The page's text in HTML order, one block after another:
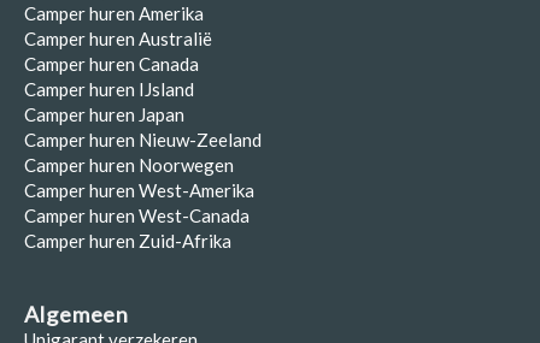
Camper huren Amerika
Camper huren Australië
Camper huren Canada
Camper huren IJsland
Camper huren Japan
Camper huren Nieuw-Zeeland
Camper huren Noorwegen
Camper huren West-Amerika
Camper huren West-Canada
Camper huren Zuid-Afrika
Algemeen